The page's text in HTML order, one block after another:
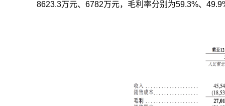
8623.3万元、6782万元，毛利率分别为59.3%、